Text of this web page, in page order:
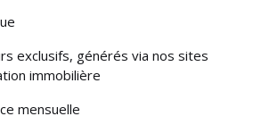
exclusifs, générés via nos sites
immobilière
mensuelle